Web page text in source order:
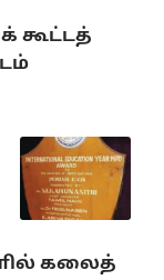
கூட்டத்
கலைத்